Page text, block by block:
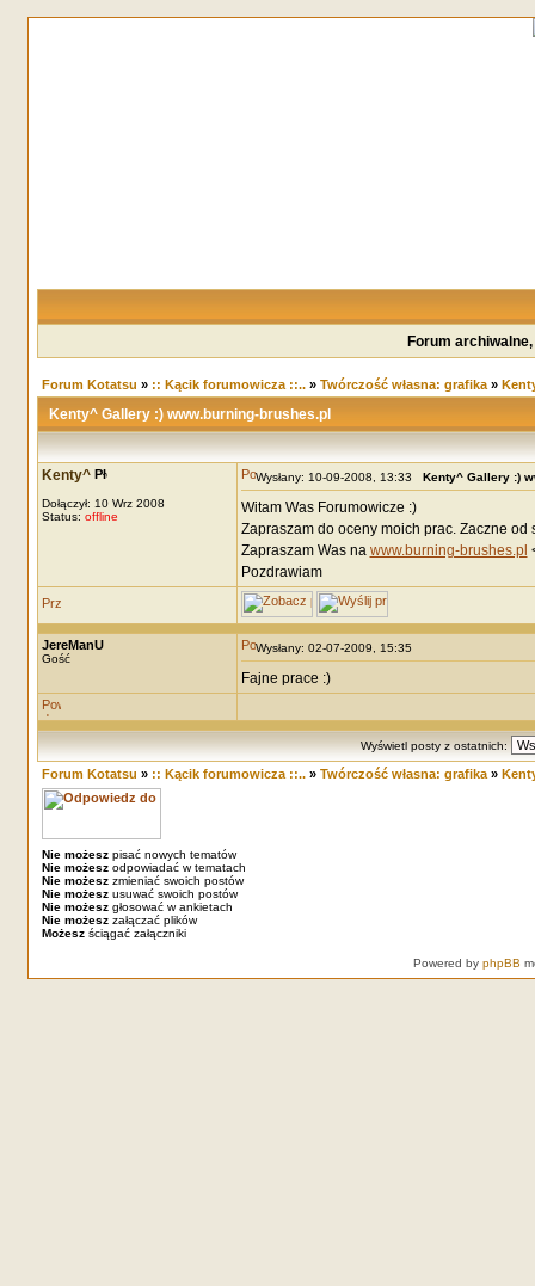
Forum
Forum Kotatsu » :: Kącik forumowicza ::..» Twórczość własna: grafika»
Kenty^ Gallery :) www.burning-brushes.pl
Kenty^
Dołączył: 10 Wrz 2008
Status: offline
Wysłany: 10-09-2008, 13:33 Kenty^ Gallery :)
Witam Was Forumowicze :)
Zapraszam do oceny moich prac. Zaczne od
Zapraszam Was na www.burning-brushes.pl
Pozdrawiam
JereManU
Gość
Wysłany: 02-07-2009, 15:35
Fajne prace :)
Wyświetl posty z ostatnich:
Forum Kotatsu » :: Kącik forumowicza ::..» Twórczość własna: grafika»
Nie możeszpisać nowych tematów
Nie możeszodpowiadać w tematach
Nie możeszzmieniać swoich postów
Nie możeszusuwać swoich postów
Nie możeszgłosować w ankietach
Nie możeszzałączać plików
Możeszściągać załączniki
Powered by phpBB